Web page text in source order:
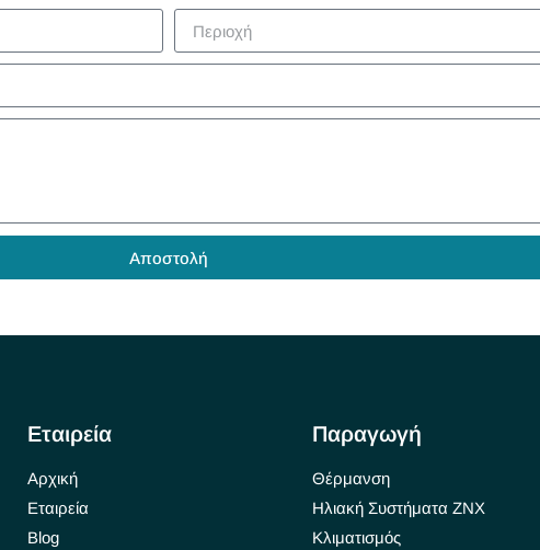
Αποστολή
Εταιρεία
Αρχική
Εταιρεία
Blog
Παραγωγή
Θέρμανση
Ηλιακή Συστήματα ΖΝΧ
Κλιματισμός